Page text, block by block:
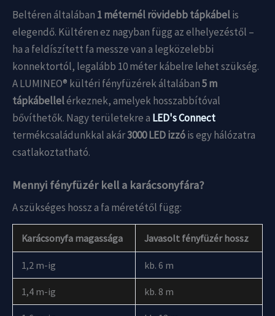
Beltéren általában 1 méternél rövidebb tápkábelis
elegendő. Kültéren ez nagyban függ az elhelyezéstől –
ha a feldíszített fa messze van a legközelebbi
konnektortól, legalább 10 méter kábelre lehet szükség.
A LUMINEO® kültéri fényfüzérek általában5 m
tápkábellelérkeznek, amelyek hosszabbítóval
bővíthetők. Nagy területekre a LED's Connect
termékcsaládunkkal akár3000 LED izzóis egy hálózatra
csatlakoztatható.
Mennyi fényfüzér kell a karácsonyfára?
A szükséges hossz a fa méretétől függ:
Karácsonyfa magassága Javasolt fényfüzér hossz
1,2 m-ig kb. 6 m
1,4 m-ig kb. 8 m